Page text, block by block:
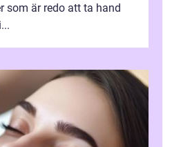
som är redo att ta hand